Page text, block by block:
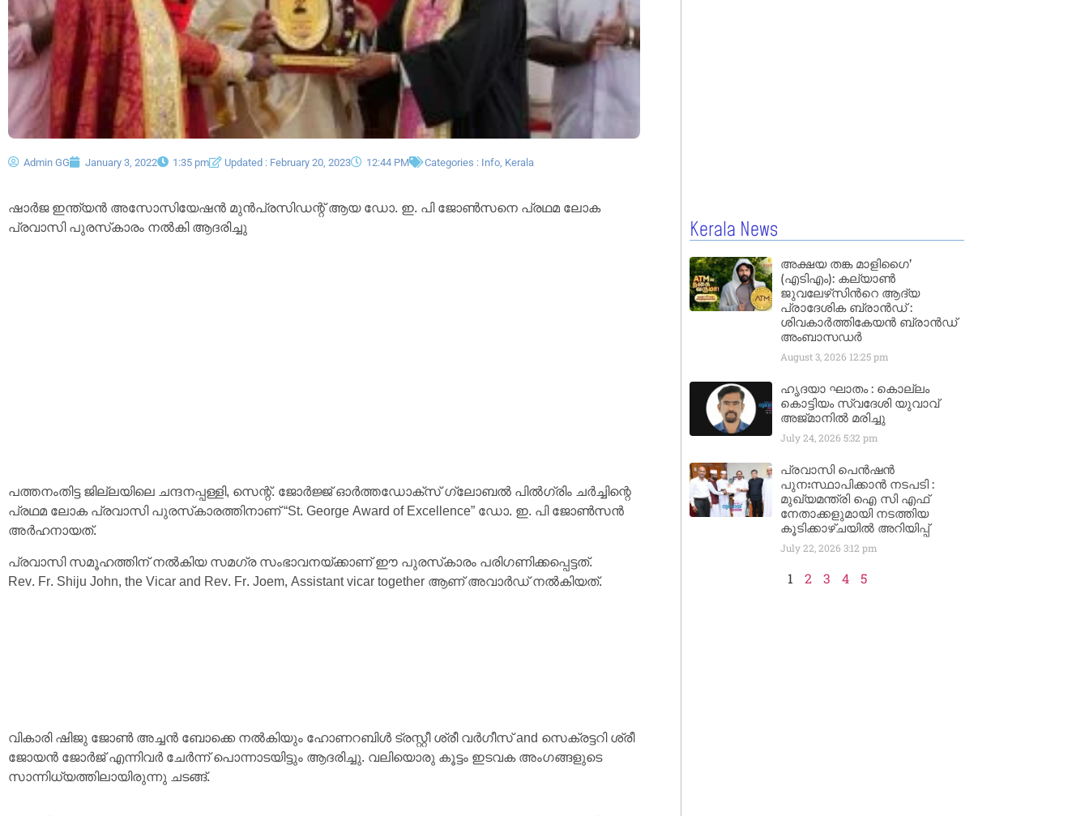
Admin GG January 3, 2022 1:35 pm Updated : February 20, 2023 12:44 PM Categories : Info Kerala
ഷാർജ ഇന്ത്യൻ അസോസിയേഷൻ മുൻപ്രസിഡന്റ് ആയ ഡോ. ഇ. പി ജോൺസനെ പ്രഥമ ലോക
പ്രവാസി പുരസ്‌കാരം നൽകി ആദരിച്ചു
പത്തനംതിട്ട ജില്ലയിലെ ചന്ദനപ്പള്ളി, സെന്റ്. ജോർജ്ജ് ഓർത്തഡോക്സ് ഗ്ലോബൽ പിൽഗ്രിം ചർച്ചിന്റെ
പ്രഥമ ലോക പ്രവാസി പുരസ്‌കാരത്തിനാണ് “St. George Award of Excellence” ഡോ. ഇ. പി ജോൺസൻ
അർഹനായത്.
പ്രവാസി സമൂഹത്തിന് നൽകിയ സമഗ്ര സംഭാവനയ്ക്കാണ് ഈ പുരസ്‌കാരം പരിഗണിക്കപ്പെട്ടത്.
Rev. Fr. Shiju John, the Vicar and Rev. Fr. Joem, Assistant vicar together ആണ് അവാർഡ് നൽകിയത്.
വികാരി ഷിജു ജോൺ അച്ചൻ ബോക്കെ നൽകിയും ഹോണറബിൾ ട്രസ്റ്റീ ശ്രീ വർഗീസ് and സെക്രട്ടറി ശ്രീ
ജോയൻ ജോർജ്‌ എന്നിവർ ചേർന്ന് പൊന്നാടയിട്ടും ആദരിച്ചു. വലിയൊരു കൂട്ടം ഇടവക അംഗങ്ങളുടെ
സാന്നിധ്യത്തിലായിരുന്നു ചടങ്ങ്.
Kerala News
അക്ഷയ തങ്ക മാളിഗൈ’
(എടിഎം): കല്യാണ്‍
ജുവലേഴ്‌സിന്‍റെ ആദ്യ
പ്രാദേശിക ബ്രാന്‍ഡ് :
ശിവകാര്‍ത്തികേയന്‍ ബ്രാന്‍ഡ്
അംബാസഡര്‍
August 3, 2026 12:25 pm
ഹൃദയാ ഘാതം : കൊല്ലം
കൊട്ടിയം സ്വദേശി യുവാവ്
അജ്മാനിൽ മരിച്ചു
July 24, 2026 5:32 pm
പ്രവാസി പെൻഷൻ
പുനഃസ്ഥാപിക്കാൻ നടപടി :
മുഖ്യമന്ത്രി ഐ സി എഫ്
നേതാക്കളുമായി നടത്തിയ
കൂടിക്കാഴ്ചയിൽ അറിയിപ്പ്
July 22, 2026 3:12 pm
1 2 3 4 5